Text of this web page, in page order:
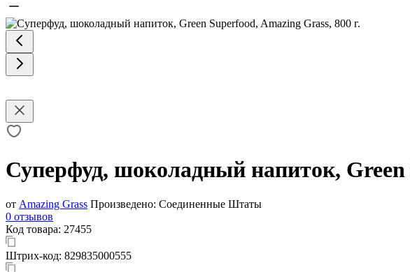
Суперфуд, шоколадный напиток, Green
от Amazing Grass Произведено: Соединенные Штаты
0 отзывов
Код товара: 27455
Штрих-код: 829835000555